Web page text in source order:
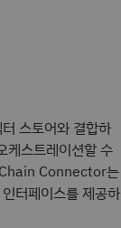
스토어와 결합하
케스트레이션할 수
Connector는
터페이스를 제공하